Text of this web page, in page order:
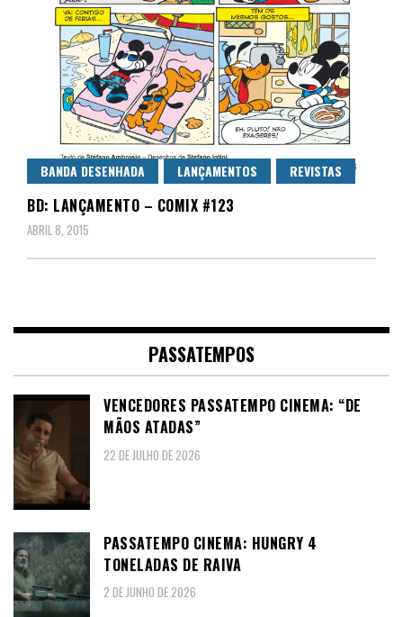
BANDA DESENHADA LANÇAMENTOS REVISTAS
BD: LANÇAMENTO – COMIX #123
ABRIL 8, 2015
PASSATEMPOS
VENCEDORES PASSATEMPO CINEMA: “DE
MÃOS ATADAS”
22 DE JULHO DE 2026
PASSATEMPO CINEMA: HUNGRY 4
TONELADAS DE RAIVA
2 DE JUNHO DE 2026